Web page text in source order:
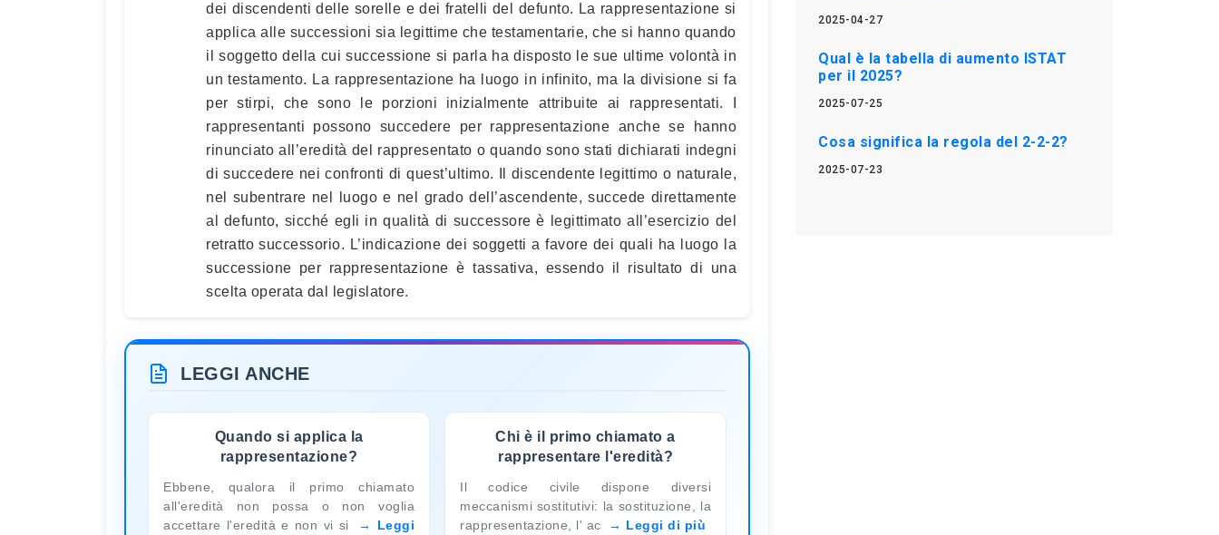
dei discendenti delle sorelle e dei fratelli del defunto. La rappresentazione si
applica alle successioni sia legittime che testamentarie, che si hanno quando
il soggetto della cui successione si parla ha disposto le sue ultime volontà in
un testamento. La rappresentazione ha luogo in infinito, ma la divisione si fa
per stirpi, che sono le porzioni inizialmente attribuite ai rappresentati. I
rappresentanti possono succedere per rappresentazione anche se hanno
rinunciato all’eredità del rappresentato o quando sono stati dichiarati indegni
di succedere nei confronti di quest’ultimo. Il discendente legittimo o naturale,
nel subentrare nel luogo e nel grado dell’ascendente, succede direttamente
al defunto, sicché egli in qualità di successore è legittimato all’esercizio del
retratto successorio. L’indicazione dei soggetti a favore dei quali ha luogo la
successione per rappresentazione è tassativa, essendo il risultato di una
scelta operata dal legislatore.
LEGGI ANCHE
Quando si applica la
rappresentazione?
Ebbene, qualora il primo chiamato
all'eredità non possa o non voglia
accettare l'eredità e non vi si
Leggi
Chi è il primo chiamato a
rappresentare l'eredità?
Il codice civile dispone diversi
meccanismi sostitutivi: la sostituzione, la
rappresentazione, l' ac
Leggi di più
2025-04-27
Qual è la tabella di aumento ISTAT
per il 2025?
2025-07-25
Cosa significa la regola del 2-2-2?
2025-07-23